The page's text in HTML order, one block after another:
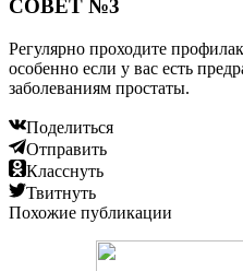
СОВЕТ №3
Регулярно проходите
особенно если у вас есть
заболеваниям простаты.
Поделиться
Отправить
Класснуть
Твитнуть
Похожие публикации